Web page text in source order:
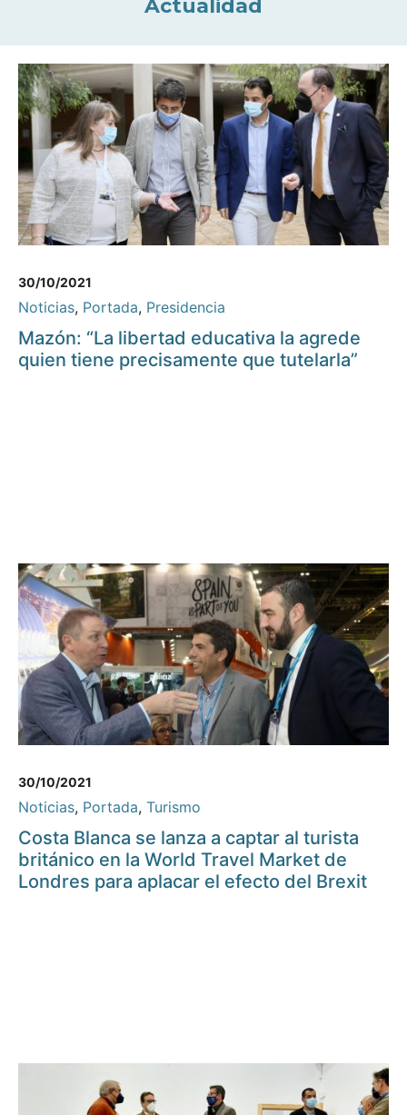
Actualidad
30/10/2021
Noticias, Portada, Presidencia
Mazón: “La libertad educativa la agrede
quien tiene precisamente que tutelarla”
30/10/2021
Noticias, Portada, Turismo
Costa Blanca se lanza a captar al turista
británico en la World Travel Market de
Londres para aplacar el efecto del Brexit